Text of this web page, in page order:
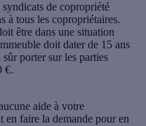
de copropriété
à tous les copropriétaires.
être dans une situation
doit dater de 15 ans
porter sur les parties
€.
aide à votre
faire la demande pour en